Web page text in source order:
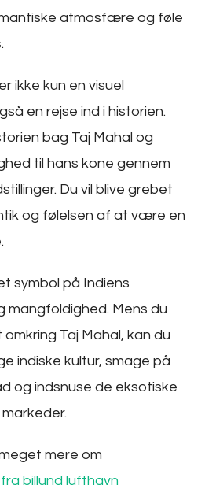
atmosfære og føle
ikke kun en visuel
en rejse ind i historien.
bag Taj Mahal og
til hans kone gennem
Du vil blive grebet
og følelsen af at være en
symbol på Indiens
mangfoldighed. Mens du
Taj Mahal, kan du
indiske kultur, smage på
og indsnuse de eksotiske
mere om
billund lufthavn